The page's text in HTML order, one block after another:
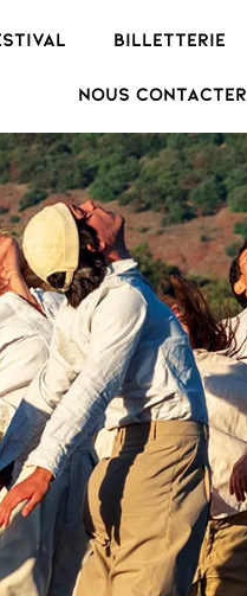
Billetterie
Nous contacter